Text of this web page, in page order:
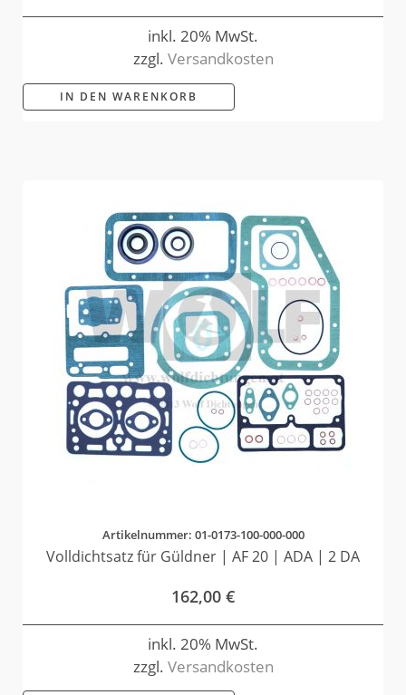
inkl. 20% MwSt.
zzgl. Versandkosten
IN DEN WARENKORB
Artikelnummer: 01-0173-100-000-000
Volldichtsatz für Güldner | AF 20 | ADA | 2 DA
162,00 €
inkl. 20% MwSt.
zzgl. Versandkosten